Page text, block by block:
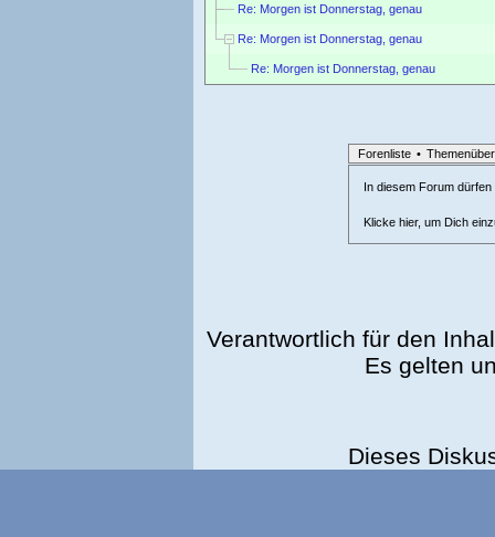
Re: Morgen ist Donnerstag, genau
Re: Morgen ist Donnerstag, genau
Re: Morgen ist Donnerstag, genau
Forenliste •
In diesem Forum
Klicke hier, um Dich
Verantwortlich für den
Es gelten
Dieses